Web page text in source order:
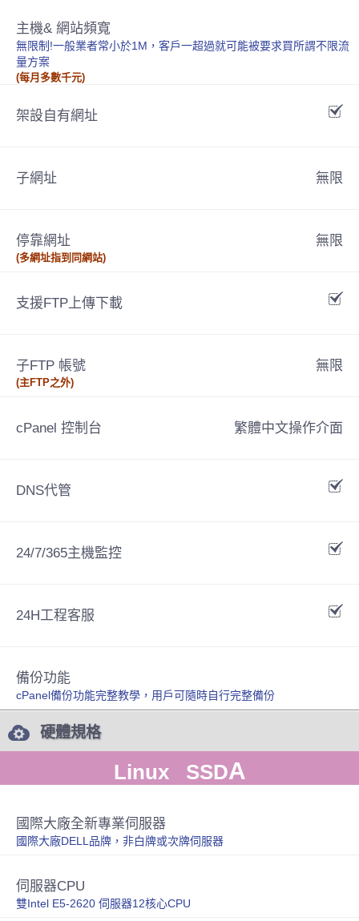
主機& 網站頻寬
無限制!一般業者常小於1M，客戶一超過就可能被要求買所謂不限流
量方案
(每月多數千元)
架設自有網址
子網址 無限
停靠網址
(多網址指到同網站)
無限
支援FTP上傳下載
子FTP 帳號
(主FTP之外)
無限
cPanel 控制台 繁體中文操作介面
DNS代管
24/7/365主機監控
24H工程客服
備份功能
cPanel備份功能完整教學，用戶可隨時自行完整備份
硬體規格
Linux SSDA
國際大廠全新專業伺服器
國際大廠DELL品牌，非白牌或次牌伺服器
伺服器CPU
雙Intel E5-2620 伺服器12核心CPU